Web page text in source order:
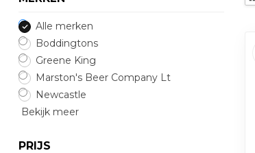
Alle merken
Boddingtons
Greene King
Marston's Beer Company Lt
Newcastle
Bekijk meer
PRIJS